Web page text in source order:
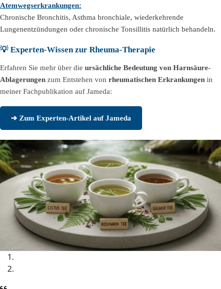
Atemwegserkrankungen:
Chronische Bronchitis, Asthma bronchiale, wiederkehrende
Lungenentzündungen oder chronische Tonsillitis natürlich behandeln.
💡 Experten-Wissen zur Rheuma-Therapie
Erfahren Sie mehr über die ursächliche Bedeutung von Harnsäure-
Ablagerungen zum Entstehen von rheumatischen Erkrankungen in
meiner Fachpublikation auf Jameda:
➔ Zum Experten-Artikel auf Jameda